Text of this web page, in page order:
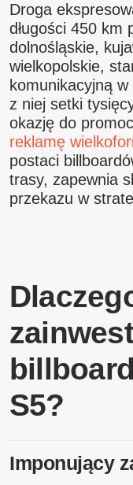
Droga
długości 450 km
dolnośląskie,
wielkopolskie,
komunikacyjną
z niej setki
okazję do
reklamę
postaci
trasy, zapewnia
przekazu w
S5?
Imponujący